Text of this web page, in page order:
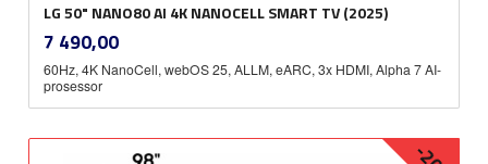
LG 50" NANO80 AI 4K NANOCELL SMART TV (2025)
Pris
7 490,00mva.
60Hz, 4K NanoCell, webOS 25, ALLM, eARC, 3x HDMI, Alpha 7 AI-
prosessor